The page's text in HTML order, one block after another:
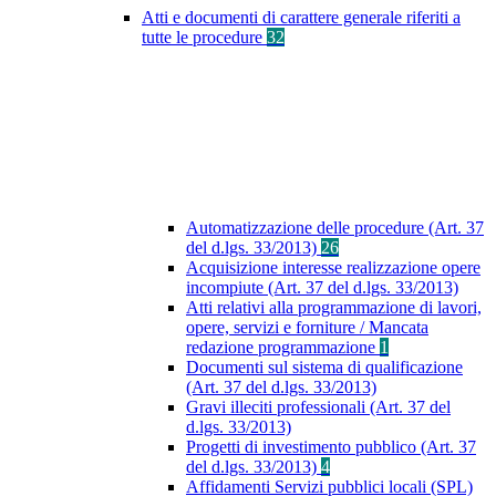
Atti e documenti di carattere generale riferiti a
tutte le procedure 32
Automatizzazione delle procedure (Art. 37
del d.lgs. 33/2013) 26
Acquisizione interesse realizzazione opere
incompiute (Art. 37 del d.lgs. 33/2013)
Atti relativi alla programmazione di lavori,
opere, servizi e forniture / Mancata
redazione programmazione 1
Documenti sul sistema di qualificazione
(Art. 37 del d.lgs. 33/2013)
Gravi illeciti professionali (Art. 37 del
d.lgs. 33/2013)
Progetti di investimento pubblico (Art. 37
del d.lgs. 33/2013) 4
Affidamenti Servizi pubblici locali (SPL)